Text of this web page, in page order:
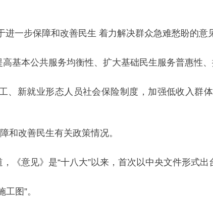
一步保障和改善民生 着力解决群众急难愁盼的意
基本公共服务均衡性、扩大基础民生服务普惠性
、新就业形态人员社会保险制度，加强低收入群
和改善民生有关政策情况。
《意见》是“十八大”以来，首次以中央文件形式
图”。